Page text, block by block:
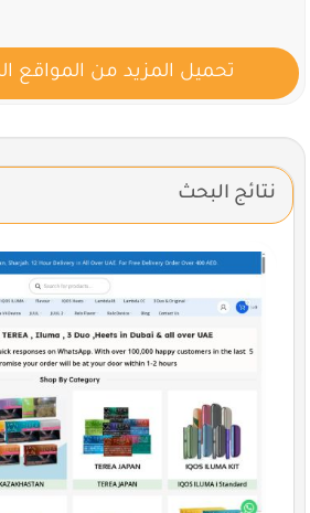
تحميل المزيد من المواقع
نتائج البحث